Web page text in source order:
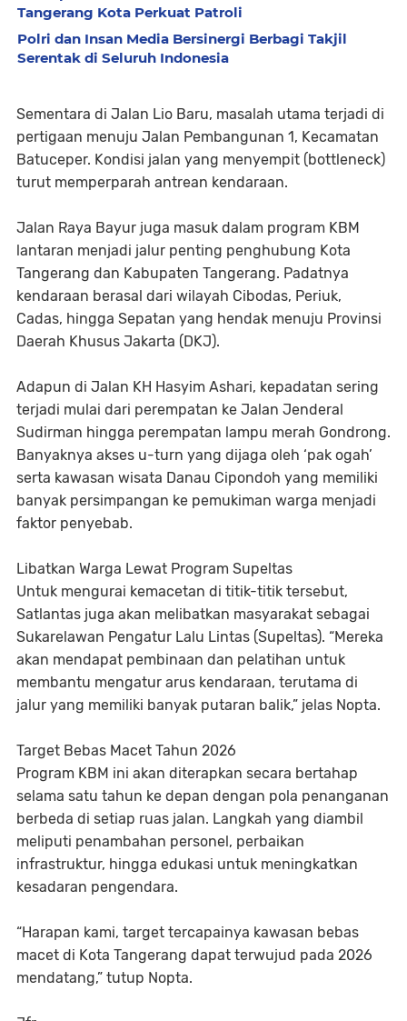
Tangerang Kota Perkuat Patroli
Polri dan Insan Media Bersinergi Berbagi Takjil
Serentak di Seluruh Indonesia
Sementara di Jalan Lio Baru, masalah utama terjadi di
pertigaan menuju Jalan Pembangunan 1, Kecamatan
Batuceper. Kondisi jalan yang menyempit (bottleneck)
turut memperparah antrean kendaraan.
Jalan Raya Bayur juga masuk dalam program KBM
lantaran menjadi jalur penting penghubung Kota
Tangerang dan Kabupaten Tangerang. Padatnya
kendaraan berasal dari wilayah Cibodas, Periuk,
Cadas, hingga Sepatan yang hendak menuju Provinsi
Daerah Khusus Jakarta (DKJ).
Adapun di Jalan KH Hasyim Ashari, kepadatan sering
terjadi mulai dari perempatan ke Jalan Jenderal
Sudirman hingga perempatan lampu merah Gondrong.
Banyaknya akses u-turn yang dijaga oleh ‘pak ogah’
serta kawasan wisata Danau Cipondoh yang memiliki
banyak persimpangan ke pemukiman warga menjadi
faktor penyebab.
Libatkan Warga Lewat Program Supeltas
Untuk mengurai kemacetan di titik-titik tersebut,
Satlantas juga akan melibatkan masyarakat sebagai
Sukarelawan Pengatur Lalu Lintas (Supeltas). “Mereka
akan mendapat pembinaan dan pelatihan untuk
membantu mengatur arus kendaraan, terutama di
jalur yang memiliki banyak putaran balik,” jelas Nopta.
Target Bebas Macet Tahun 2026
Program KBM ini akan diterapkan secara bertahap
selama satu tahun ke depan dengan pola penanganan
berbeda di setiap ruas jalan. Langkah yang diambil
meliputi penambahan personel, perbaikan
infrastruktur, hingga edukasi untuk meningkatkan
kesadaran pengendara.
“Harapan kami, target tercapainya kawasan bebas
macet di Kota Tangerang dapat terwujud pada 2026
mendatang,” tutup Nopta.